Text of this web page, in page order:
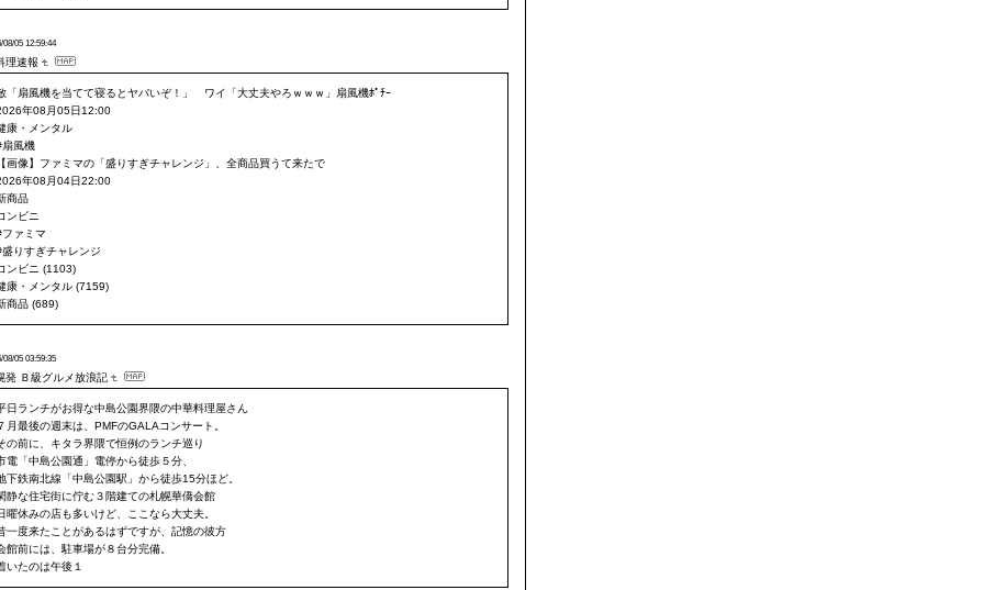
08/05 12:59:44
理速報
「扇風機を当てて寝るとヤバいぞ！」 ワイ「大丈夫やろｗｗｗ」扇風機ﾎﾟﾁｰ
年08月05日12:00
康・メンタル
扇風機
【画像】ファミマの「盛りすぎチャレンジ」、全商品買うて来たで
年08月04日22:00
商品
ンビニ
ファミマ
盛りすぎチャレンジ
ンビニ (1103)
康・メンタル (7159)
商品 (689)
08/05 03:59:35
発 Ｂ級グルメ放浪記
日ランチがお得な中島公園界隈の中華料理屋さん
月最後の週末は、PMFのGALAコンサート。
の前に、キタラ界隈で恒例のランチ巡り
電「中島公園通」電停から徒歩５分、
下鉄南北線「中島公園駅」から徒歩15分ほど。
静な住宅街に佇む３階建ての札幌華僑会館
曜休みの店も多いけど、ここなら大丈夫。
一度来たことがあるはずですが、記憶の彼方
館前には、駐車場が８台分完備。
いたのは午後１